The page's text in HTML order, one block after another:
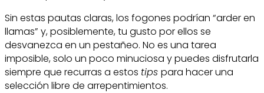
Sin estas pautas claras, los fogones podrían “arder en
llamas” y, posiblemente, tu gusto por ellos se
desvanezca en un pestañeo. No es una tarea
imposible, solo un poco minuciosa y puedes disfrutarla
siempre que recurras a estos tips para hacer una
selección libre de arrepentimientos.